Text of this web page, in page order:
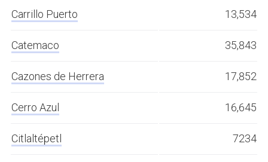
Carrillo Puerto 13,534
Catemaco 35,843
Cazones de Herrera 17,852
Cerro Azul 16,645
Citlaltépetl 7234